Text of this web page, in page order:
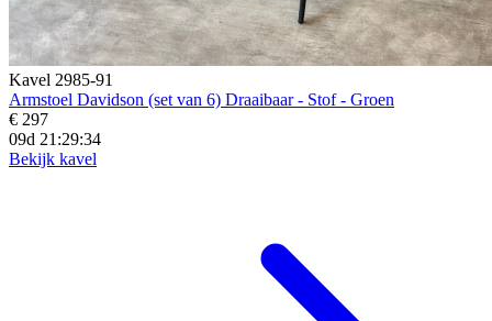
Kavel 2985-91
Armstoel Davidson (set van 6) Draaibaar - Stof - Groen
€ 297
09d 21:29:33
Bekijk kavel